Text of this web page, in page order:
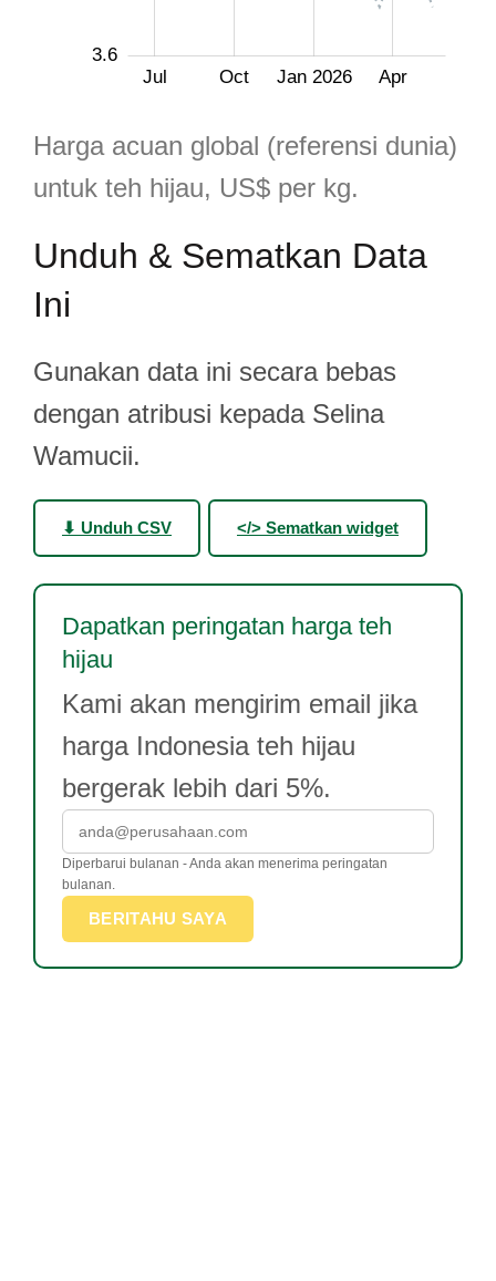
3.6
MayJul
Sep Jan 2026
Oct Apr
Harga acuan global (referensi dunia)
untuk teh hijau, US$ per kg.
Unduh & Sematkan Data
Ini
Gunakan data ini secara bebas
dengan atribusi kepada Selina
Wamucii.
⬇ Unduh CSV </> Sematkan widget
Dapatkan peringatan harga teh
hijau
Kami akan mengirim email jika
harga Indonesia teh hijau
bergerak lebih dari 5%.
Diperbarui bulanan - Anda akan menerima peringatan
bulanan.
BERITAHU SAYA